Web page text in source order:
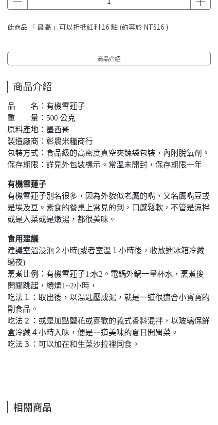
此商品 「 最高 」可以折抵紅利 16 點 (約等於 NT$16 )
商品介紹
商品介紹
品 名：有機雪蓮子
重 量：500 公克
原料產地：墨西哥
製造廠商：彰農米糧商行
包裝方式：食品級的高密度真空夾鍊袋包裝，內附脫氧劑。
保存期限：詳見外包裝標示。常溫未開封，保存期限一年
有機雪蓮子
有機雪蓮子別名很多，因為外貌似老鷹的嘴，又名鷹嘴豆或
是埃及豆。素食的餐桌上常見的到，口感鬆軟，不管是涼拌
或是入菜或是燉湯，都很美味。
食用建議
建議室溫浸泡２小時(或者室溫１小時後，收放進冰箱冷藏
過夜)
烹煮比例：有機雪蓮子1:水2。電鍋外鍋一量杯水，烹煮後
開關跳起，續燜1~2小時，
吃法１：取出後，以湯匙壓成泥，就是一道很適合小寶寶的
副食品。
吃法２：或是加點鹽花或喜歡的義式香料混拌，以玻璃保鮮
盒冷藏４小時入味，便是一道美味的夏日開胃菜。
吃法３：可以加在和生菜沙拉裡同食。
相關商品